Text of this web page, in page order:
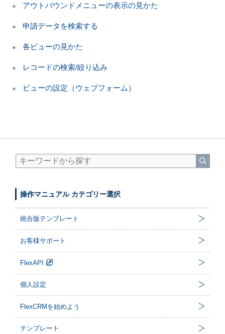
アウトバウンドメニューの表示の見かた
申請データを検索する
各ビューの見かた
レコードの検索/絞り込み
ビューの設定（ウェブフォーム）
操作マニュアル カテゴリー選択
統合版テンプレート
お客様サポート
FlexAPI
個人設定
FlexCRMを始めよう
テンプレート